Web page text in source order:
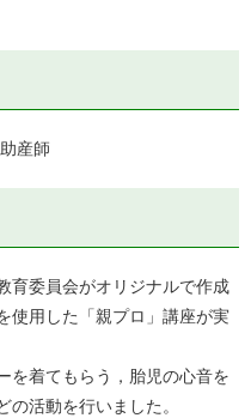
産師
育委員会がオリジナルで作成
使用した「親プロ」講座が実
を着てもらう，胎児の心音を
活動を行いました。